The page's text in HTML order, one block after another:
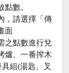
數。
，請選擇「傳
面
之點數進行兌
爐、一番搾木
組(湯匙、叉